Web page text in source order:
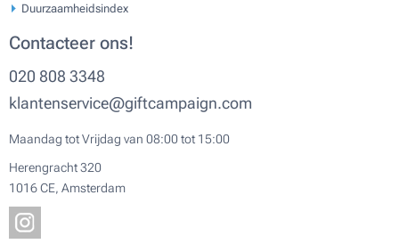
Duurzaamheidsindex
Contacteer ons!
020 808 3348
klantenservice@giftcampaign.com
Maandag tot Vrijdag van 08:00 tot 15:00
Herengracht 320
1016 CE, Amsterdam